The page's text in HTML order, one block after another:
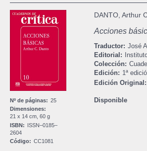
Nº de páginas: 25
Dimensiones:
21 x 14 cm, 60 g
ISBN: ISSN–0185–
2604
Código: CC1081
DANTO, Arthur
Acciones
Traductor: José
Editorial:
Colección:
Edición: 1ª
Edición Original:
Disponible